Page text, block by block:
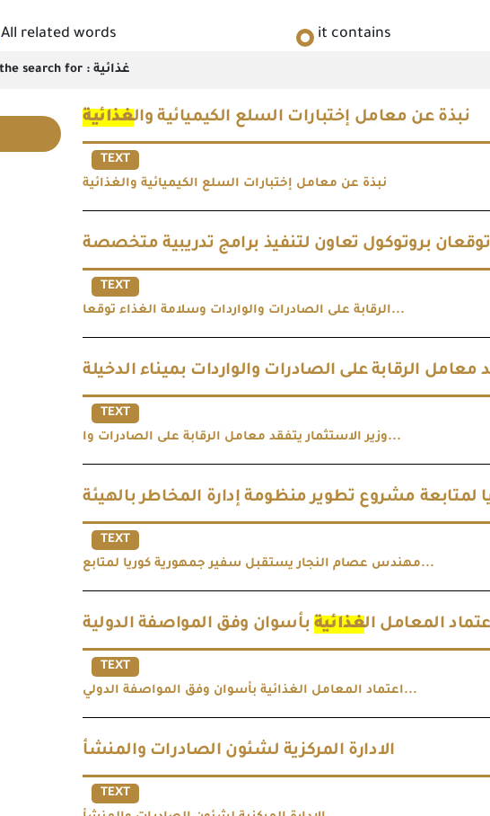
All related words it contains
It was found (371) Result from the search for : غذائية
نبذة عن معامل إختبارات السلع الكيميائية والغذائية
TEXT
نبذة عن معامل إختبارات السلع الكيميائية والغذائية
TEXT
الرقابة على الصادرات والواردات وسلامة الغذاء توقعا...
TEXT
وزير الاستثمار يتفقد معامل الرقابة على الصادرات وا...
TEXT
مهندس عصام النجار يستقبل سفير جمهورية كوريا لمتابع...
المعامل الغذائية
TEXT
اعتماد المعامل الغذائية بأسوان وفق المواصفة الدولي...
الادارة المركزية لشئون الصادرات والمنشأ
TEXT